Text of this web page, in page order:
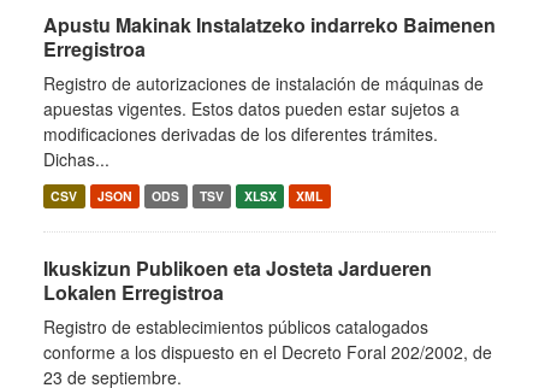
Apustu Makinak Instalatzeko indarreko Baimenen
Erregistroa
Registro de autorizaciones de instalación de máquinas de
apuestas vigentes. Estos datos pueden estar sujetos a
modificaciones derivadas de los diferentes trámites.
Dichas...
CSV JSON ODS TSV XLSX XML
Ikuskizun Publikoen eta Josteta Jardueren
Lokalen Erregistroa
Registro de establecimientos públicos catalogados
conforme a los dispuesto en el Decreto Foral 202/2002, de
23 de septiembre.